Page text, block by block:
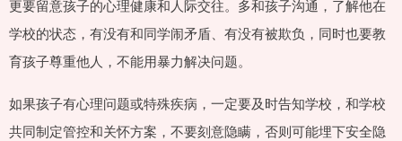
更要留意孩子的心理健康和人际交往。多和孩子沟通，了解他在
学校的状态，有没有和同学闹矛盾、有没有被欺负，同时也要教
育孩子尊重他人，不能用暴力解决问题。
如果孩子有心理问题或特殊疾病，一定要及时告知学校，和学校
共同制定管控和关怀方案，不要刻意隐瞒，否则可能埋下安全隐